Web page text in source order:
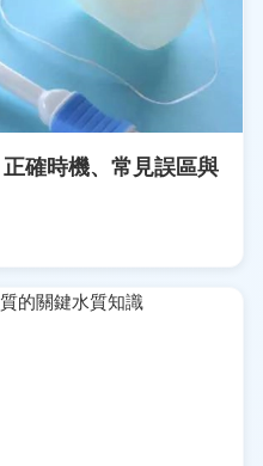
確時機、常見誤區與